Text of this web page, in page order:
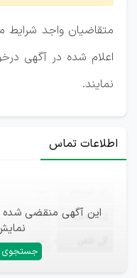
متقاضیان واجد شرایط
اعلام شده در آگهی
نمایند.
اطلاعات تماس
این آگهی منقضی شده
جستجوی
ایمیل —
—